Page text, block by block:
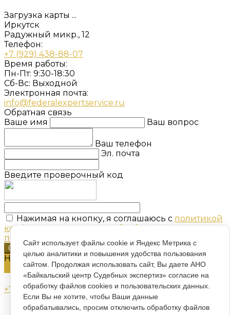
Загрузка карты ...
Иркутск
Радужный микр., 12
Телефон:
+7 (929) 438-88-07
Время работы:
Пн-Пт: 9:30-18:30
Cб-Вс: Выходной
Электронная почта:
info@federalexpertservice.ru
Обратная связь
Ваше имя
Ваш вопрос
Ваш телефон
Эл. почта
Введите проверочный код
Нажимая на кнопку, я соглашаюсь с политикой
конфиденциальности и обработкой
персональных данных
Отправить
Нужна консультация?
Задать вопрос
+7 (929) 438-88-07
info@federalexpertservice.ru
г. Иркутск, Радужный микр., 12
Сайт использует файлы cookie и Яндекс Метрика с
целью аналитики и повышения удобства пользования
сайтом. Продолжая использовать сайт, Вы даете АНО
«Байкальский центр Судебных экспертиз» согласие на
обработку файлов cookies и пользовательских данных.
Если Вы не хотите, чтобы Ваши данные
обрабатывались, просим отключить обработку файлов